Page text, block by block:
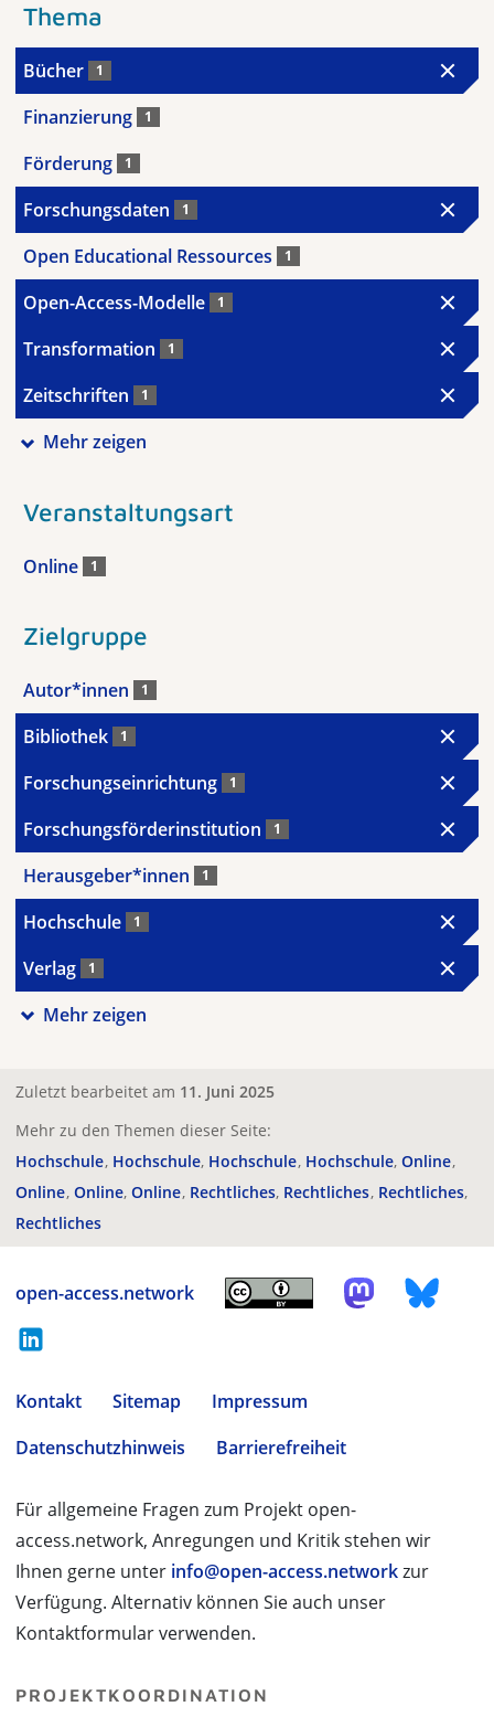
Thema
Bücher 1
Finanzierung 1
Förderung 1
Forschungsdaten 1
Open Educational Ressources 1
Open-Access-Modelle 1
Transformation 1
Zeitschriften 1
Mehr zeigen
Veranstaltungsart
Online 1
Zielgruppe
Autor*innen 1
Bibliothek 1
Forschungseinrichtung 1
Forschungsförderinstitution 1
Herausgeber*innen 1
Hochschule 1
Verlag 1
Mehr zeigen
Zuletzt bearbeitet am 11. Juni 2025
Mehr zu den Themen dieser Seite:
Hochschule Hochschule Hochschule Hochschule Online
Online Online Online Rechtliches Rechtliches Rechtliches
Rechtliches
open-access.network
Kontakt Sitemap
Impressum
Datenschutzhinweis
Barrierefreiheit
Für allgemeine Fragen zum Projekt open-
access.network, Anregungen und Kritik stehen wir
Ihnen gerne unter info@open-access.networkzur
Verfügung. Alternativ können Sie auch unser
Kontaktformular verwenden.
PROJEKTKOORDINATION